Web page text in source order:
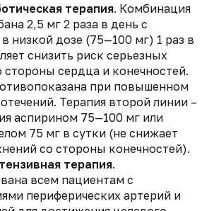
терапия. Комбинация
2,5 мг 2 раза в день с
низкой дозе (75—100 мг) 1 раз в
снизить риск серьезных
стороны сердца и конечностей.
при повышенном
Терапия второй линии –
аспирином 75—100 мг или
75 мг в сутки (не снижает
со стороны конечностей).
терапия.
всем пациентам с
периферических артерий и